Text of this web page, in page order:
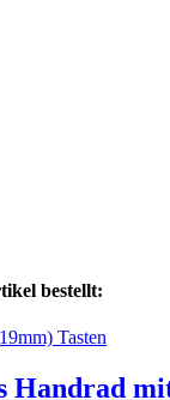
bestellt:
Handrad